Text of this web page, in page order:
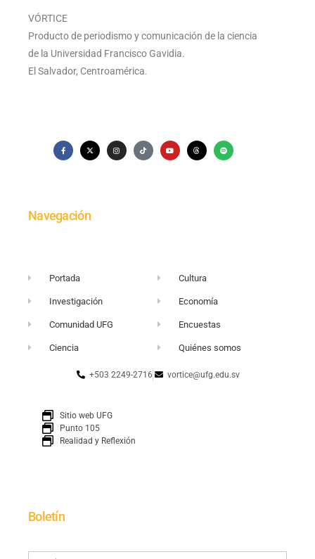
VÓRTICE
Producto de periodismo y comunicación de la ciencia
de la Universidad Francisco Gavidia.
El Salvador, Centroamérica.
Navegación
Portada
Investigación
Comunidad UFG
Ciencia
Cultura
Economía
Encuestas
Quiénes somos
+503 2249-2716 vortice@ufg.edu.sv
Sitio web UFG
Punto 105
Realidad y Reflexión
Boletín